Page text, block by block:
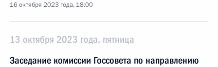
16 октября 2023 года, 18:00
13 октября 2023 года, пятница
Заседание комиссии Госсовета по направлению